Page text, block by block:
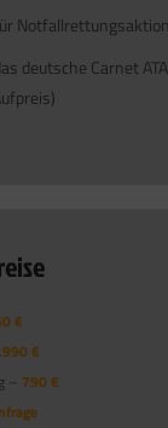
deutsche Carnet
€
€
790 €